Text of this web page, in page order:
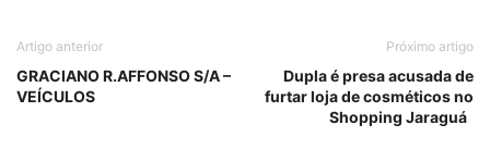
Artigo anterior
GRACIANO R.AFFONSO S/A –
VEÍCULOS
Próximo artigo
Dupla é presa acusada de
furtar loja de cosméticos no
Shopping Jaraguá